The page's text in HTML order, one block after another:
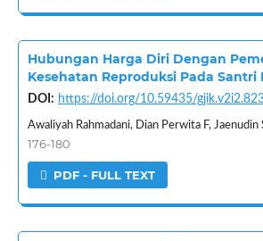
Hubungan Harga Diri Dengan
Kesehatan Reproduksi Pada Santri
DOI: https://doi.org/10.59435/
Awaliyah Rahmadani, Dian Perwita F, Jaenudin
176-180
PDF - FULL TEXT